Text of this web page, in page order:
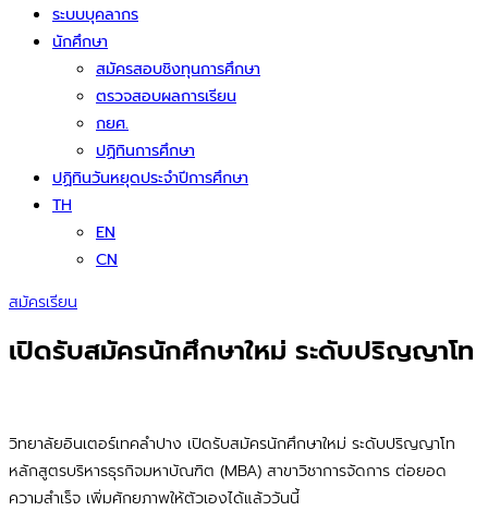
ระบบบุคลากร
นักศึกษา
สมัครสอบชิงทุนการศึกษา
ตรวจสอบผลการเรียน
กยศ.
ปฏิทินการศึกษา
ปฏิทินวันหยุดประจำปีการศึกษา
TH
EN
CN
สมัครเรียน
เปิดรับสมัครนักศึกษาใหม่ ระดับปริญญาโท
วิทยาลัยอินเตอร์เทคลำปาง เปิดรับสมัครนักศึกษาใหม่ ระดับปริญญาโท
หลักสูตรบริหารธุรกิจมหาบัณฑิต (MBA) สาขาวิชาการจัดการ ต่อยอด
ความสำเร็จ เพิ่มศักยภาพให้ตัวเองได้แล้ววันนี้